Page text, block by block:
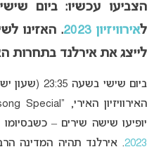
הצביעו עכשיו: ביום
לאירוויזיון 2023
. האזינו
לייצג את אירלנד בתחרות
ביום שישי
יופיעו שישה שירים –
2023. אירלנד תהיה המדינה